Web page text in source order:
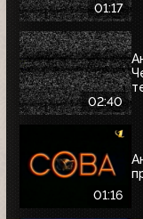
01:17
02:40
01:16